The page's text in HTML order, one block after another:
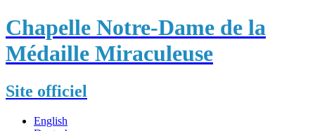
Chapelle Notre-Dame de la
Médaille Miraculeuse
Site officiel
English